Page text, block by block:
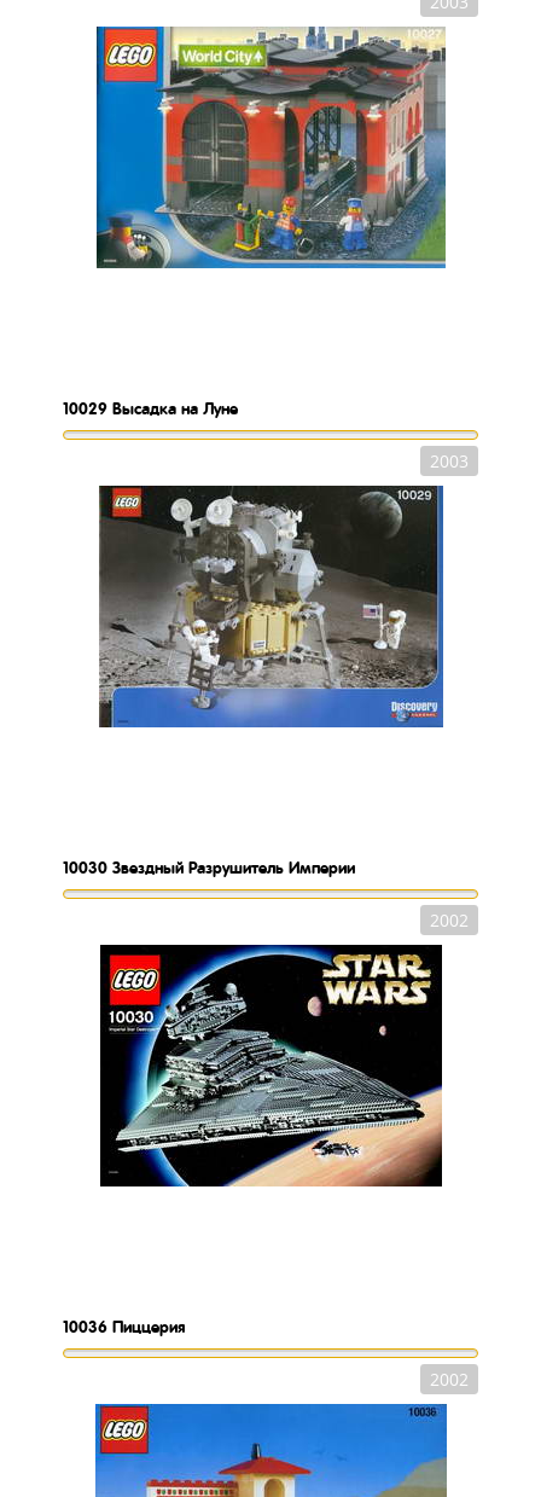
10029 Высадка на Луне
2003
10030 Звездный Разрушитель Империи
2002
10036 Пиццерия
2002